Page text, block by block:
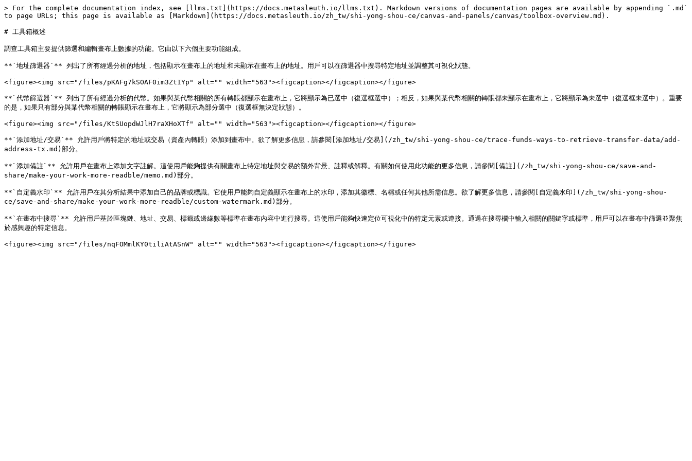
> For the complete documentation index, see [llms.txt](https://docs.metasleuth.io/llms.txt). Markdown versions of documentation pages are available by appending `.md`
to page URLs; this page is available as [Markdown](https://docs.metasleuth.io/zh_tw/shi-yong-shou-ce/canvas-and-panels/canvas/toolbox-overview.md).
# 工具箱概述
調查工具箱主要提供篩選和編輯畫布上數據的功能。它由以下六個主要功能組成。
**`地址篩選器`** 列出了所有經過分析的地址，包括顯示在畫布上的地址和未顯示在畫布上的地址。用戶可以在篩選器中搜尋特定地址並調整其可視化狀態。
<figure><img src="/files/pKAFg7kSOAF0im3ZtIYp" alt="" width="563"><figcaption></figcaption></figure>
**`代幣篩選器`** 列出了所有經過分析的代幣。如果與某代幣相關的所有轉賬都顯示在畫布上，它將顯示為已選中（復選框選中）；相反，如果與某代幣相關的轉賬都未顯示在畫布上，它將顯示為未選中（復選框未選中）。重要
的是，如果只有部分與某代幣相關的轉賬顯示在畫布上，它將顯示為部分選中（復選框無決定狀態）。
<figure><img src="/files/KtSUopdWJlH7raXHoXTf" alt="" width="563"><figcaption></figcaption></figure>
**`添加地址/交易`** 允許用戶將特定的地址或交易（資產內轉賬）添加到畫布中。欲了解更多信息，請參閱[添加地址/交易](/zh_tw/shi-yong-shou-ce/trace-funds-ways-to-retrieve-transfer-data/add-
address-tx.md)部分。
**`添加備註`** 允許用戶在畫布上添加文字註解。這使用戶能夠提供有關畫布上特定地址與交易的額外背景、註釋或解釋。有關如何使用此功能的更多信息，請參閱[備註](/zh_tw/shi-yong-shou-ce/save-and-
share/make-your-work-more-readble/memo.md)部分。
**`自定義水印`** 允許用戶在其分析結果中添加自己的品牌或標識。它使用戶能夠自定義顯示在畫布上的水印，添加其徽標、名稱或任何其他所需信息。欲了解更多信息，請參閱[自定義水印](/zh_tw/shi-yong-shou-
ce/save-and-share/make-your-work-more-readble/custom-watermark.md)部分。
**`在畫布中搜尋`** 允許用戶基於區塊鏈、地址、交易、標籤或邊緣數等標準在畫布內容中進行搜尋。這使用戶能夠快速定位可視化中的特定元素或連接。通過在搜尋欄中輸入相關的關鍵字或標準，用戶可以在畫布中篩選並聚焦
於感興趣的特定信息。